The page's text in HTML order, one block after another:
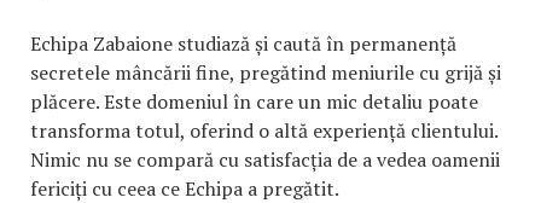
Echipa Zabaione studiază și caută în permanență
secretele mâncării fine, pregătind meniurile cu grijă și
plăcere. Este domeniul în care un mic detaliu poate
transforma totul, oferind o altă experiență clientului.
Nimic nu se compară cu satisfacția de a vedea oamenii
fericiți cu ceea ce Echipa a pregătit.